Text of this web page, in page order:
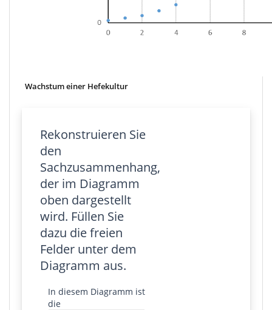
Wachstum einer Hefekultur
Rekonstruieren Sie
den
Sachzusammenhang,
der im Diagramm
oben dargestellt
wird. Füllen Sie
dazu die freien
Felder unter dem
Diagramm aus.
In diesem Diagramm ist
die